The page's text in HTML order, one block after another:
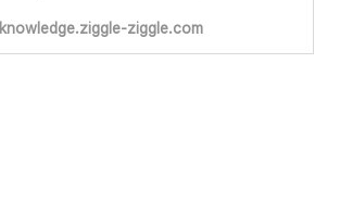
knowledge.ziggle-ziggle.com